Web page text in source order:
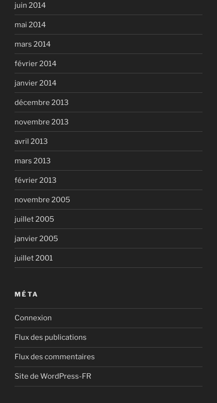
juin 2014
mai 2014
mars 2014
février 2014
janvier 2014
décembre 2013
novembre 2013
avril 2013
mars 2013
février 2013
novembre 2005
juillet 2005
janvier 2005
juillet 2001
MÉTA
Connexion
Flux des publications
Flux des commentaires
Site de WordPress-FR